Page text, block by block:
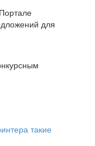
для
такие